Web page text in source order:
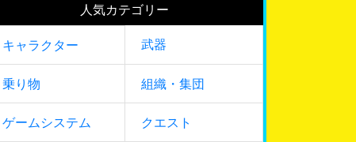
人気カテゴリー
キャラクター 武器
乗り物 組織・集団
ゲームシステム クエスト